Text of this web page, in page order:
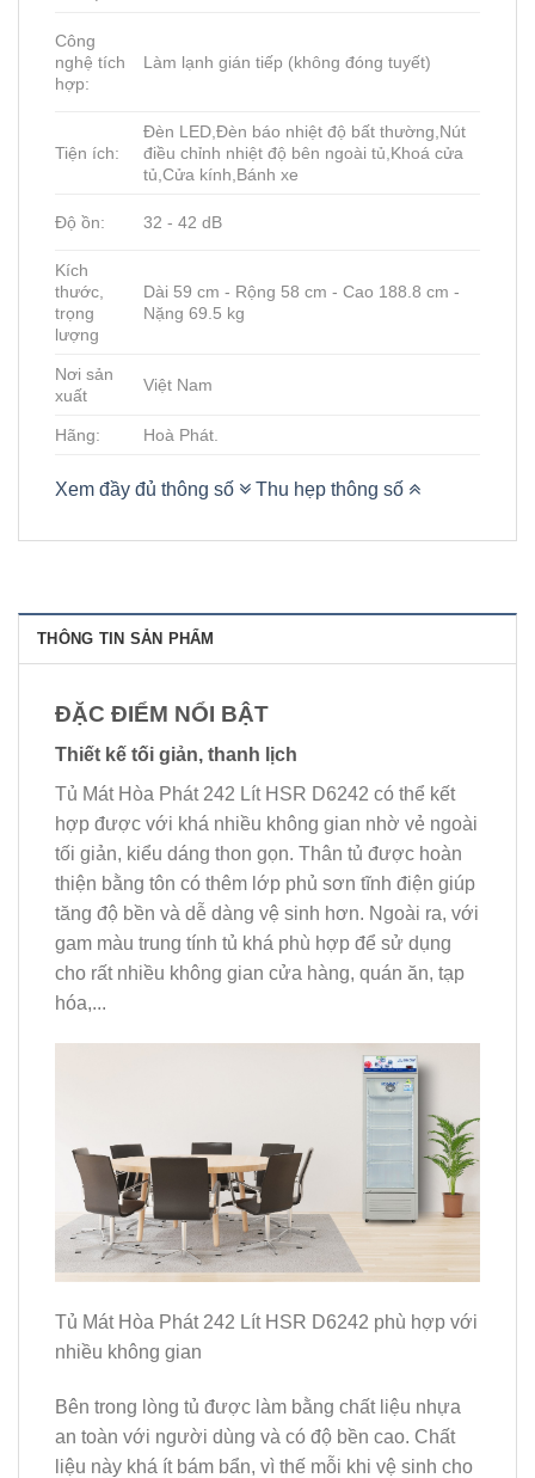
Công
nghệ tích
hợp:
Làm lạnh gián tiếp (không đóng tuyết)
Tiện ích:
Đèn LED,Đèn báo nhiệt độ bất thường,Nút
điều chỉnh nhiệt độ bên ngoài tủ,Khoá cửa
tủ,Cửa kính,Bánh xe
Độ ồn: 32 - 42 dB
Kích
thước,
trọng
lượng
Dài 59 cm - Rộng 58 cm - Cao 188.8 cm -
Nặng 69.5 kg
Nơi sản
xuất
Việt Nam
Hãng: Hoà Phát.
Xem đầy đủ thông số Thu hẹp thông số
THÔNG TIN SẢN PHẨM
ĐẶC ĐIỂM NỔI BẬT
Thiết kế tối giản, thanh lịch
Tủ Mát Hòa Phát 242 Lít HSR D6242 có thể kết
hợp được với khá nhiều không gian nhờ vẻ ngoài
tối giản, kiểu dáng thon gọn. Thân tủ được hoàn
thiện bằng tôn có thêm lớp phủ sơn tĩnh điện giúp
tăng độ bền và dễ dàng vệ sinh hơn. Ngoài ra, với
gam màu trung tính tủ khá phù hợp để sử dụng
cho rất nhiều không gian cửa hàng, quán ăn, tạp
hóa,...
Tủ Mát Hòa Phát 242 Lít HSR D6242 phù hợp với
nhiều không gian
Bên trong lòng tủ được làm bằng chất liệu nhựa
an toàn với người dùng và có độ bền cao. Chất
liệu này khá ít bám bẩn, vì thế mỗi khi vệ sinh cho